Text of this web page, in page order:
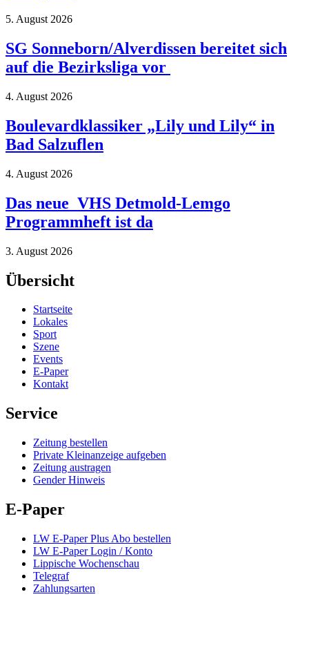
5. August 2026
SG Sonneborn/Alverdissen bereitet sich
auf die Bezirksliga vor
4. August 2026
Boulevardklassiker „Lily und Lily“ in
Bad Salzuflen
4. August 2026
Das neue VHS Detmold-Lemgo
Programmheft ist da
3. August 2026
Übersicht
Startseite
Lokales
Sport
Szene
Events
E-Paper
Kontakt
Service
Zeitung bestellen
Private Kleinanzeige aufgeben
Zeitung austragen
Gender Hinweis
E-Paper
LW E-Paper Plus Abo bestellen
LW E-Paper Login / Konto
Lippische Wochenschau
Telegraf
Zahlungsarten